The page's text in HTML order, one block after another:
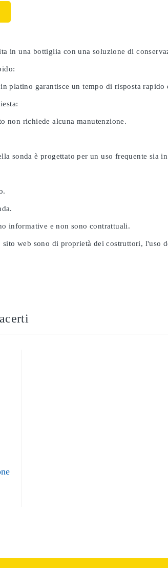
in una bottiglia con una soluzione di
platino garantisce un tempo di risposta
non richiede alcuna manutenzione.
sonda è progettato per un uso frequente sia
informative e non sono contrattuali.
web sono di proprietà dei costruttori, l'uso